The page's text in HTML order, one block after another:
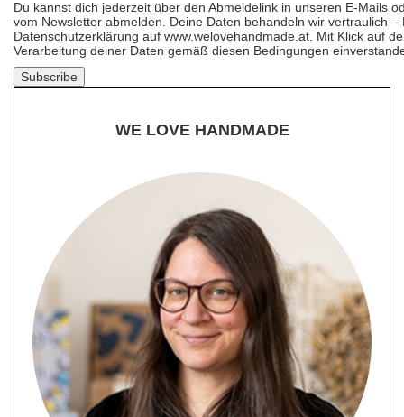
Du kannst dich jederzeit über den Abmeldelink in unseren E-Mails
vom Newsletter abmelden. Deine Daten behandeln wir vertraulich
Datenschutzerklärung auf www.welovehandmade.at. Mit Klick auf
Verarbeitung deiner Daten gemäß diesen Bedingungen
WE LOVE HANDMADE